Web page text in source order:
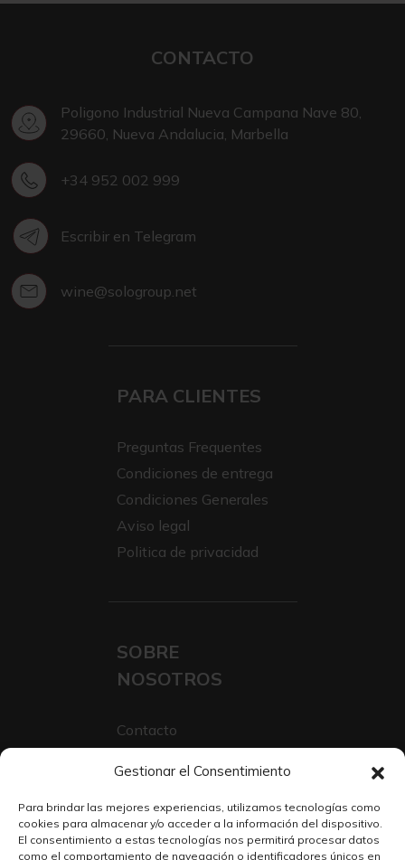
Gestionar el Consentimiento
Para brindar las mejores experiencias, utilizamos tecnologías como
cookies para almacenar y/o acceder a la información del dispositivo.
El consentimiento a estas tecnologías nos permitirá procesar datos
como el comportamiento de navegación o identificadores únicos en
CONTACTO
Poligono Industrial Nueva Campana Nave 80,
29660, Nueva Andalucia, Marbella
+34 952 002 999
Escribir en Telegram
wine@sologroup.net
PARA CLIENTES
Preguntas Frequentes
Condiciones de entrega
Condiciones Generales
Aviso legal
Politica de privacidad
SOBRE
NOSOTROS
Contacto